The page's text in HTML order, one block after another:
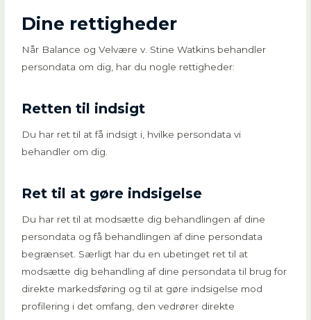
Dine rettigheder
Når Balance og Velvære v. Stine Watkins behandler
persondata om dig, har du nogle rettigheder:
Retten til indsigt
Du har ret til at få indsigt i, hvilke persondata vi
behandler om dig.
Ret til at gøre indsigelse
Du har ret til at modsætte dig behandlingen af dine
persondata og få behandlingen af dine persondata
begrænset. Særligt har du en ubetinget ret til at
modsætte dig behandling af dine persondata til brug for
direkte markedsføring og til at gøre indsigelse mod
profilering i det omfang, den vedrører direkte